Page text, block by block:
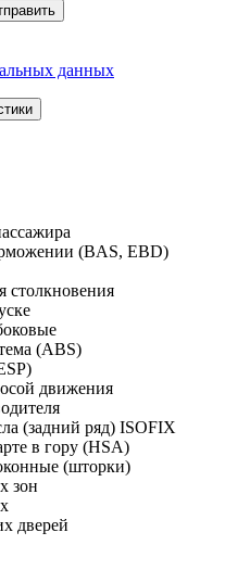
данных
(BAS, EBD)
столкновения
(ABS)
движения
(задний ряд) ISOFIX
в гору (HSA)
(шторки)
зон
дверей